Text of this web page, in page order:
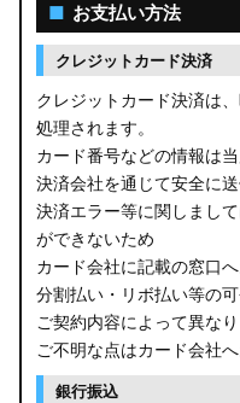
■ お支払い方法
クレジットカード決済
クレジットカード決済は
処理されます。
カード番号などの情報は
決済会社を通じて安全に送
決済エラー等に関しまし
ができないため
カード会社に記載の窓口
分割払い・リボ払い等の
ご契約内容によって異なり
ご不明な点はカード会社
銀行振込